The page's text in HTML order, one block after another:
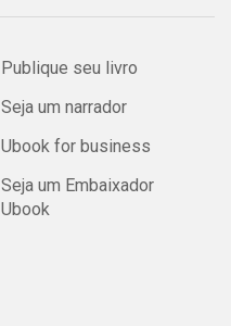
Publique seu livro
Seja um narrador
Ubook for business
Seja um Embaixador
Ubook